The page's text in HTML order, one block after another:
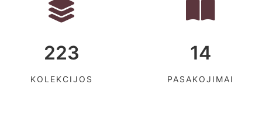
223
KOLEKCIJOS
14
PASAKOJIMAI